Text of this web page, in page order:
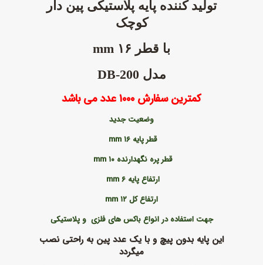
تولید کننده پایه پلاستیکی پین دار
کوچک
با قطر ۱۶
مدل DB-200
کمترین سفارش ۱۰۰۰ عدد می باشد
وضعیت جدید
قطر پایه ۱۶
mm
قطر پره نگهدارنده ۱۰
mm
ارتفاع پایه ۶ mm
ارتفاع کل ۱۲
mm
جهت استفاده در انواع باکس های فلزی و پلاستیکی
این پایه بدون پیچ و با یک عدد پین به راحتی نصب
میگردد